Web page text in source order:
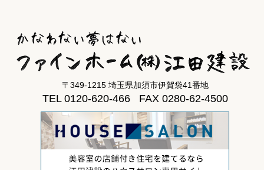
〒349-1215 埼玉県加須市伊賀袋41番地
TEL 0120-620-466 FAX 0280-62-4500